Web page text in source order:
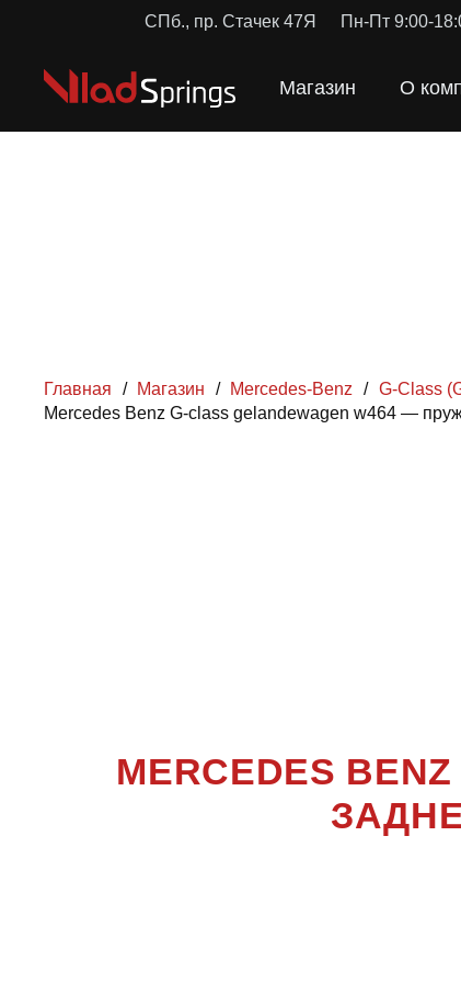
СПб., пр. Стачек 47Я Пн-Пт 9:00-
Магазин О
Главная / Магазин / Mercedes-Benz / G-Class
Mercedes Benz G-class gelandewagen w464 —
W463
MERCEDES